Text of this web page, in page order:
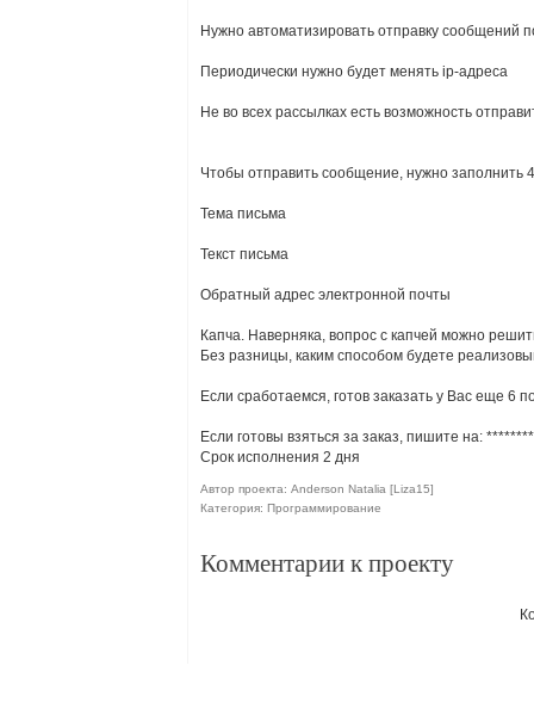
Нужно автоматизировать отправку сообщений
Периодически нужно будет менять ip-адреса
Не во всех рассылках есть возможность
Чтобы отправить сообщение, нужно заполнить
Тема письма
Текст письма
Обратный адрес электронной почты
Капча. Наверняка, вопрос с капчей можно
Без разницы, каким способом будете
Если сработаемся, готов заказать у Вас еще 6
Если готовы взяться за заказ, пишите на:
Срок исполнения 2 дня
Автор проекта: Anderson Natalia [Liza15]
Категория: Программирование
Комментарии к проекту